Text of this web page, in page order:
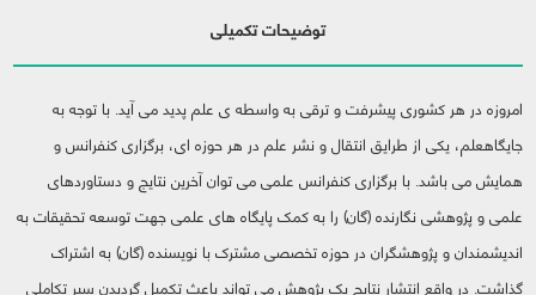
توضیحات تکمیلی
امروزه در هر کشوری پیشرفت و ترقی به واسطه ی علم پدید می آید. با توجه به
جایگاهعلم، یکی از طرایق انتقال و نشر علم در هر حوزه ای، برگزاری کنفرانس و
همایش می باشد. با برگزاری کنفرانس علمی می توان آخرین نتایج و دستاوردهای
علمی و پژوهشی نگارنده (گان) را به کمک پایگاه های علمی جهت توسعه تحقیقات به
اندیشمندان و پژوهشگران در حوزه تخصصی مشترک با نویسنده (گان) به اشتراک
گذاشت. در واقع انتشار نتایج یک پژوهش می تواند باعث تکمیل گردیدن سیر تکاملی